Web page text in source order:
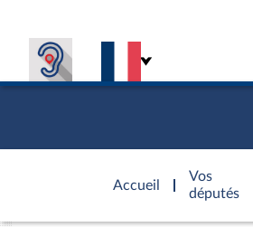
Accueil
d'accueil
Vos
députés